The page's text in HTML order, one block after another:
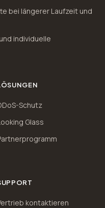
bei längerer Laufzeit und
individuelle
Schutz
Glass
kontaktieren